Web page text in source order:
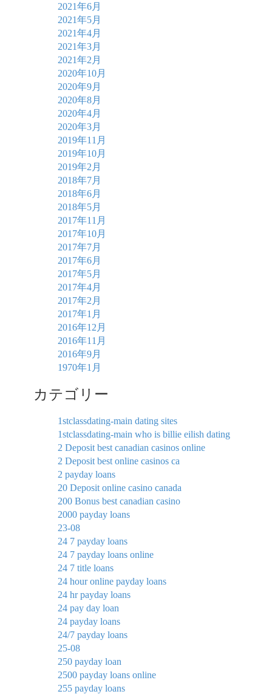
2021年6月
2021年5月
2021年4月
2021年3月
2021年2月
2020年10月
2020年9月
2020年8月
2020年4月
2020年3月
2019年11月
2019年10月
2019年2月
2018年7月
2018年6月
2018年5月
2017年11月
2017年10月
2017年7月
2017年6月
2017年5月
2017年4月
2017年2月
2017年1月
2016年12月
2016年11月
2016年9月
1970年1月
カテゴリー
1stclassdating-main dating sites
1stclassdating-main who is billie eilish dating
2 Deposit best canadian casinos online
2 Deposit best online casinos ca
2 payday loans
20 Deposit online casino canada
200 Bonus best canadian casino
2000 payday loans
23-08
24 7 payday loans
24 7 payday loans online
24 7 title loans
24 hour online payday loans
24 hr payday loans
24 pay day loan
24 payday loans
24/7 payday loans
25-08
250 payday loan
2500 payday loans online
255 payday loans